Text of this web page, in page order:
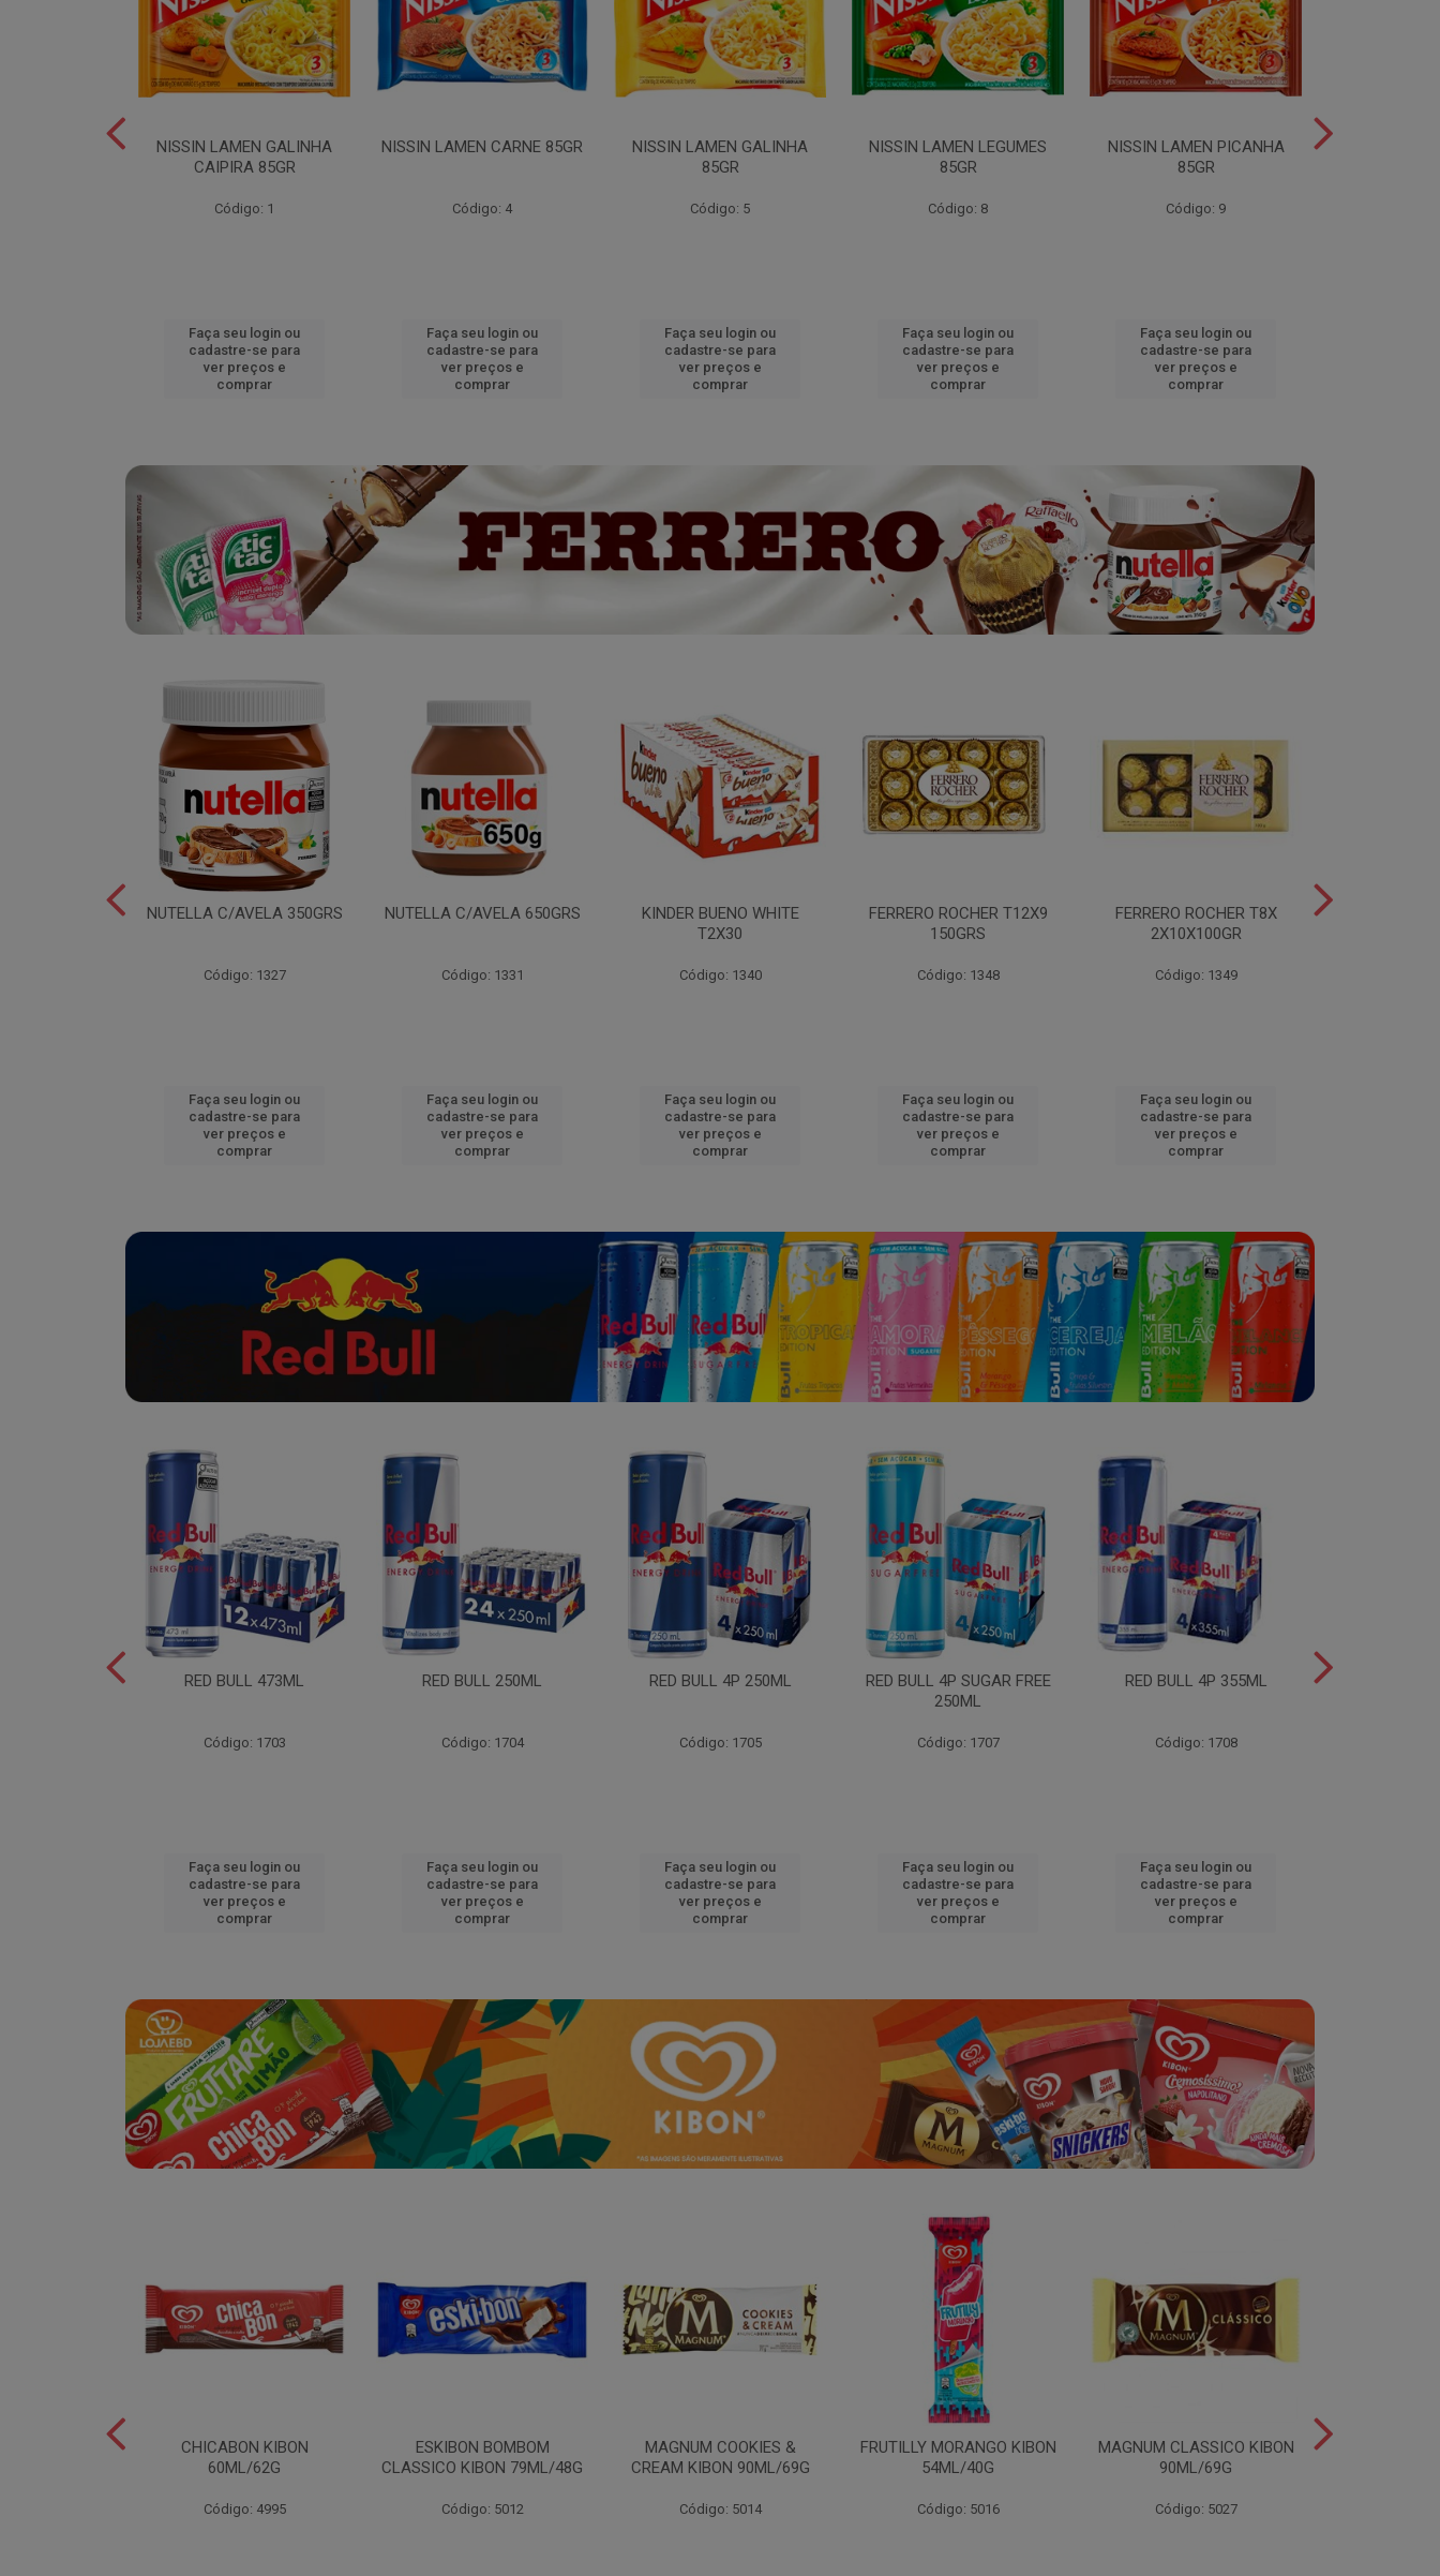
NISSIN LAMEN GALINHA
CAIPIRA 85GR
Código: 1
Faça seu login ou
cadastre-se para
ver preços e
comprar
NISSIN LAMEN CARNE 85GR
Código: 4
Faça seu login ou
cadastre-se para
ver preços e
comprar
NISSIN LAMEN GALINHA
85GR
Código: 5
Faça seu login ou
cadastre-se para
ver preços e
comprar
NISSIN LAMEN LEGUMES
85GR
Código: 8
Faça seu login ou
cadastre-se para
ver preços e
comprar
NISSIN LAMEN PICANHA
85GR
Código: 9
Faça seu login ou
cadastre-se para
ver preços e
comprar
NUTELLA C/AVELA 350GRS
Código: 1327
Faça seu login ou
cadastre-se para
ver preços e
comprar
NUTELLA C/AVELA 650GRS
Código: 1331
Faça seu login ou
cadastre-se para
ver preços e
comprar
KINDER BUENO WHITE
T2X30
Código: 1340
Faça seu login ou
cadastre-se para
ver preços e
comprar
FERRERO ROCHER T12X9
150GRS
Código: 1348
Faça seu login ou
cadastre-se para
ver preços e
comprar
FERRERO ROCHER T8X
2X10X100GR
Código: 1349
Faça seu login ou
cadastre-se para
ver preços e
comprar
RED BULL 473ML
Código: 1703
Faça seu login ou
cadastre-se para
ver preços e
comprar
RED BULL 250ML
Código: 1704
Faça seu login ou
cadastre-se para
ver preços e
comprar
RED BULL 4P 250ML
Código: 1705
Faça seu login ou
cadastre-se para
ver preços e
comprar
RED BULL 4P SUGAR FREE
250ML
Código: 1707
Faça seu login ou
cadastre-se para
ver preços e
comprar
RED BULL 4P 355ML
Código: 1708
Faça seu login ou
cadastre-se para
ver preços e
comprar
CHICABON KIBON
60ML/62G
Código: 4995
ESKIBON BOMBOM
CLASSICO KIBON 79ML/48G
Código: 5012
MAGNUM COOKIES &
CREAM KIBON 90ML/69G
Código: 5014
FRUTILLY MORANGO KIBON
54ML/40G
Código: 5016
MAGNUM CLASSICO KIBON
90ML/69G
Código: 5027